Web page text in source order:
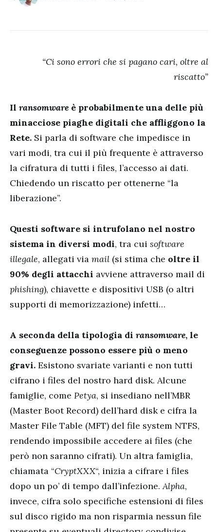
“Ci sono errori che si pagano cari, oltre al
riscatto”
Il ransomware è probabilmente una delle più
minacciose piaghe digitali che affliggono la
Rete. Si parla di software che impedisce in
vari modi, tra cui il più frequente è attraverso
la cifratura di tutti i files, l’accesso ai dati.
Chiedendo un riscatto per ottenerne “la
liberazione”.
Questi software si intrufolano nel nostro
sistema in diversi modi, tra cui software
illegale, allegati via mail (si stima che oltre il
90% degli attacchi avviene attraverso mail di
phishing), chiavette e dispositivi USB (o altri
supporti di memorizzazione) infetti…
A seconda della tipologia di ransomware, le
conseguenze possono essere più o meno
gravi. Esistono svariate varianti e non tutti
cifrano i files del nostro hard disk. Alcune
famiglie, come Petya, si insediano nell’MBR
(Master Boot Record) dell’hard disk e cifra la
Master File Table (MFT) del file system NTFS,
rendendo impossibile accedere ai files (che
però non saranno cifrati). Un altra famiglia,
chiamata “CryptXXX“, inizia a cifrare i files
dopo un po’ di tempo dall’infezione.Alpha,
invece, cifra solo specifiche estensioni di files
sul disco rigido ma non risparmia nessun file